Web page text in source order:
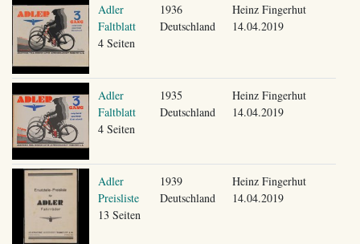
Adler
Faltblatt
4 Seiten
1936
Deutschland
Heinz Fingerhut
14.04.2019
Adler
Faltblatt
4 Seiten
1935
Deutschland
Heinz Fingerhut
14.04.2019
Adler
Preisliste
13 Seiten
1939
Deutschland
Heinz Fingerhut
14.04.2019